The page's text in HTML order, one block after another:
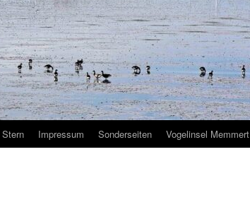
Impressum Sonderseiten Vogelinsel Memmert